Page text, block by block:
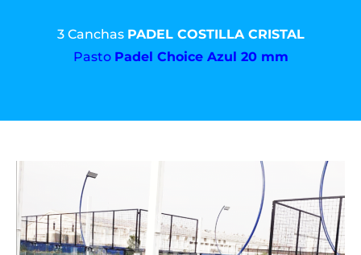
3 Canchas PADEL COSTILLA CRISTAL
Pasto Padel Choice Azul 20 mm